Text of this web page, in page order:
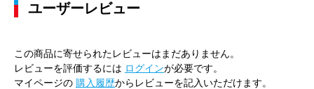
ユーザーレビュー
この商品に寄せられたレビューはまだありません。
レビューを評価するには ログインが必要です。
マイページの 購入履歴からレビューを記入いただけます。